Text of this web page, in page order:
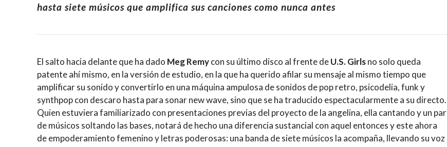
hasta siete músicos que amplifica sus canciones como nunca antes
El salto hacia delante que ha dado Meg Remycon su último disco al frente deU.S. Girlsno solo queda
patente ahí mismo, en la versión de estudio, en la que ha querido afilar su mensaje al mismo tiempo que
amplificar su sonido y convertirlo en una máquina ampulosa de sonidos de pop retro, psicodelia, funk y
synthpop con descaro hasta para sonar new wave, sino que se ha traducido espectacularmente a su directo.
Quien estuviera familiarizado con presentaciones previas del proyecto de la angelina, ella cantando y un par
de músicos soltando las bases, notará de hecho una diferencia sustancial con aquel entonces y este ahora
de empoderamiento femenino y letras poderosas: una banda de siete músicos la acompaña, llevando su voz